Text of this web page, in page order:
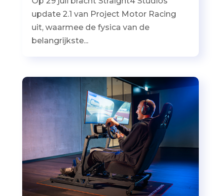
update 2.1 van Project Motor Racing
uit, waarmee de fysica van de
belangrijkste...